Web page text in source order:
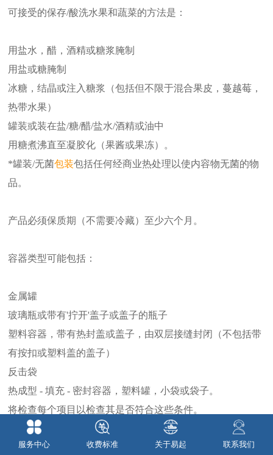
可接受的保存/酸洗水果和蔬菜的方法是：
用盐水，醋，酒精或糖浆腌制
用盐或糖腌制
冰糖，结晶或注入糖浆（包括但不限于混合果皮，蔓越莓，
热带水果）
罐装或装在盐/糖/醋/盐水/酒精或油中
用糖煮沸直至凝胶化（果酱或果冻）。
*罐装/无菌包装包括任何经商业热处理以使内容物无菌的物
品。
产品必须保质期（不需要冷藏）至少六个月。
容器类型可能包括：
金属罐
玻璃瓶或带有'拧开'盖子或盖子的瓶子
塑料容器，带有热封盖或盖子，由双层接缝封闭（不包括带
有按扣或塑料盖的盖子）
反击袋
热成型 - 填充 - 密封容器，塑料罐，小袋或袋子。
将检查每个项目以检查其是否符合这些条件。
如果产品不符合上述条件，将由进口商自费出口或销毁。
服务中心 收费标准 关于易起 联系我们